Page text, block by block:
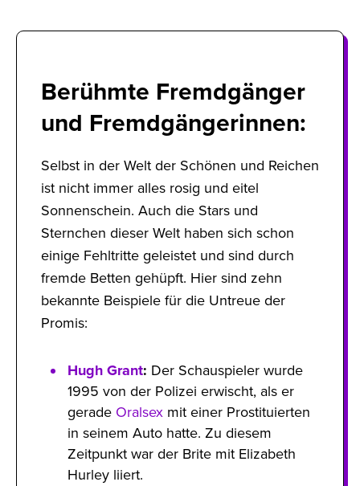
Berühmte Fremdgänger
und Fremdgängerinnen:
Selbst in der Welt der Schönen und Reichen
ist nicht immer alles rosig und eitel
Sonnenschein. Auch die Stars und
Sternchen dieser Welt haben sich schon
einige Fehltritte geleistet und sind durch
fremde Betten gehüpft. Hier sind zehn
bekannte Beispiele für die Untreue der
Promis:
Hugh Grant: Der Schauspieler wurde
1995 von der Polizei erwischt, als er
gerade Oralsex mit einer Prostituierten
in seinem Auto hatte. Zu diesem
Zeitpunkt war der Brite mit Elizabeth
Hurley liiert.